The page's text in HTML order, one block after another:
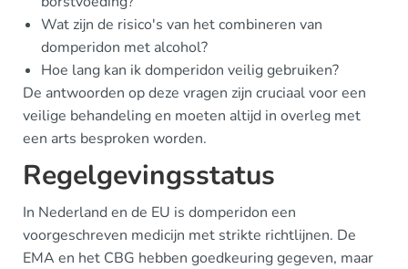
Wat zijn de risico's van het combineren van
domperidon met alcohol?
Hoe lang kan ik domperidon veilig gebruiken?
De antwoorden op deze vragen zijn cruciaal voor een
veilige behandeling en moeten altijd in overleg met
een arts besproken worden.
Regelgevingsstatus
In Nederland en de EU is domperidon een
voorgeschreven medicijn met strikte richtlijnen. De
EMA en het CBG hebben goedkeuring gegeven, maar